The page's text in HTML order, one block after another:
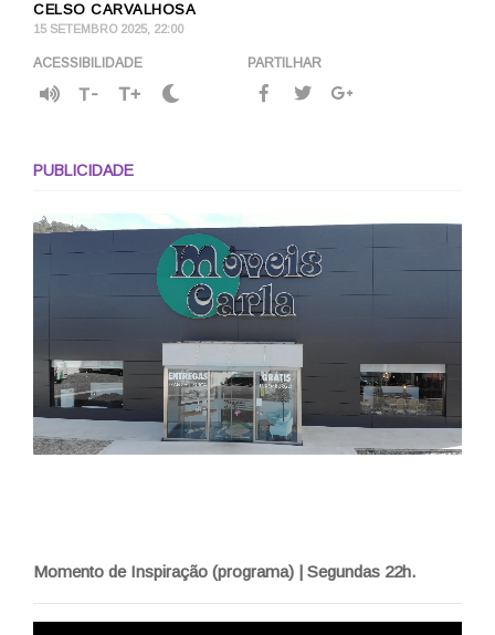
CELSO CARVALHOSA
15 SETEMBRO 2025, 22:00
ACESSIBILIDADE
T- T+
PARTILHAR
PUBLICIDADE
Momento de Inspiração (programa) | Segundas 22h.